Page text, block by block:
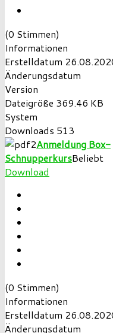
(0 Stimmen)
Informationen
Erstelldatum
Änderungsdatum
Version
Dateigröße 369.46 KB
System
Downloads 513
Anmeldung Box-
SchnupperkursBeliebt
Download
(0 Stimmen)
Informationen
Erstelldatum
Änderungsdatum